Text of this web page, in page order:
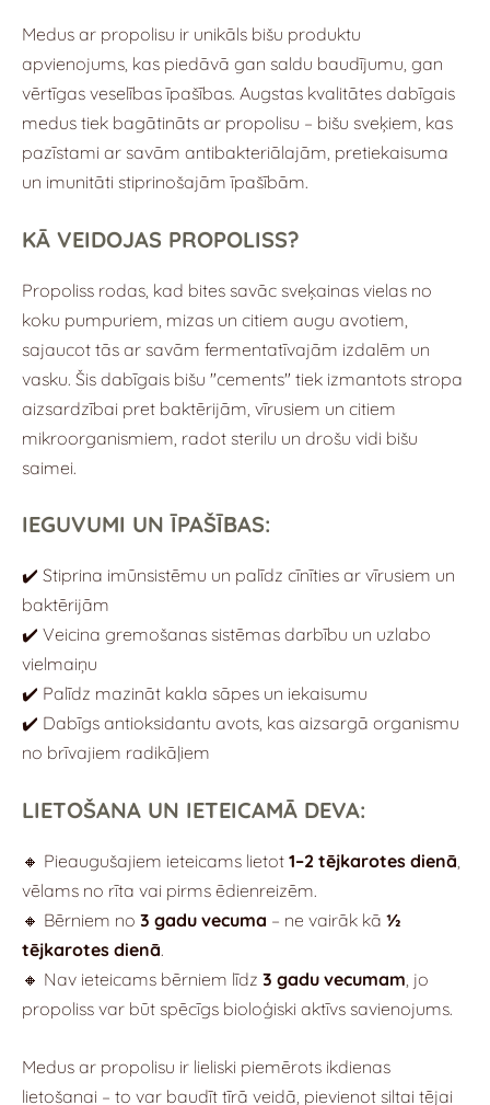
Medus ar propolisu ir unikāls bišu produktu
apvienojums, kas piedāvā gan saldu baudījumu, gan
vērtīgas veselības īpašības. Augstas kvalitātes dabīgais
medus tiek bagātināts ar propolisu – bišu sveķiem, kas
pazīstami ar savām antibakteriālajām, pretiekaisuma
un imunitāti stiprinošajām īpašībām.
KĀ VEIDOJAS PROPOLISS?
Propoliss rodas, kad bites savāc sveķainas vielas no
koku pumpuriem, mizas un citiem augu avotiem,
sajaucot tās ar savām fermentatīvajām izdalēm un
vasku. Šis dabīgais bišu "cements" tiek izmantots stropa
aizsardzībai pret baktērijām, vīrusiem un citiem
mikroorganismiem, radot sterilu un drošu vidi bišu
saimei.
IEGUVUMI UN ĪPAŠĪBAS:
✔️ Stiprina imūnsistēmu un palīdz cīnīties ar vīrusiem un
baktērijām
✔️ Veicina gremošanas sistēmas darbību un uzlabo
vielmaiņu
✔️ Palīdz mazināt kakla sāpes un iekaisumu
✔️ Dabīgs antioksidantu avots, kas aizsargā organismu
no brīvajiem radikāļiem
LIETOŠANA UN IETEICAMĀ DEVA:
🔸 Pieaugušajiem ieteicams lietot 1–2 tējkarotes dienā
vēlams no rīta vai pirms ēdienreizēm.
🔸 Bērniem no 3 gadu vecuma – ne vairāk kā ½
tējkarotes dienā.
🔸 Nav ieteicams bērniem līdz 3 gadu vecumam , jo
propoliss var būt spēcīgs bioloģiski aktīvs savienojums.
Medus ar propolisu ir lieliski piemērots ikdienas
lietošanai – to var baudīt tīrā veidā, pievienot siltai tējai